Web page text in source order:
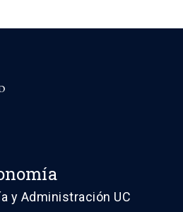
y Administración UC